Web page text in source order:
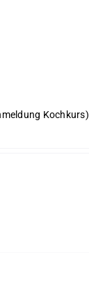
Kochkurs)